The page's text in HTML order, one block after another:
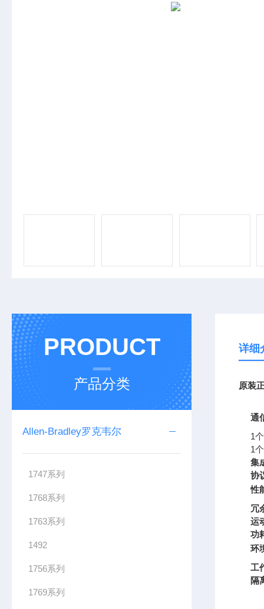
PRODUCT
产品分类
Allen-Bradley罗克韦尔
1747系列
1768系列
1763系列
1492
1756系列
1769系列
详细
原装
通
1
1
集
协
性
冗
运
功
环
工
隔